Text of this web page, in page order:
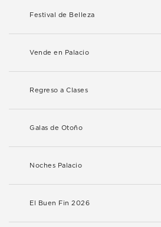
Festival de Belleza
Vende en Palacio
Regreso a Clases
Galas de Otoño
Noches Palacio
El Buen Fin 2026